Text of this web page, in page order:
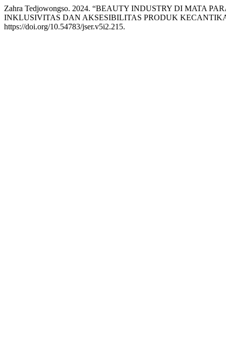
Zahra Tedjowongso. 2024. “BEAUTY INDUSTRY DI MATA
INKLUSIVITAS DAN AKSESIBILITAS PRODUK
https://doi.org/10.54783/jser.v5i2.215.